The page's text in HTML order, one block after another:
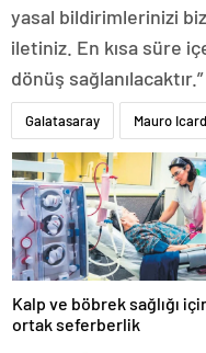
yasal bildirimlerinizi
iletiniz. En kısa süre
dönüş sağlanılacaktır.”
Galatasaray Mauro
Kalp ve böbrek sağlığı
ortak seferberlik